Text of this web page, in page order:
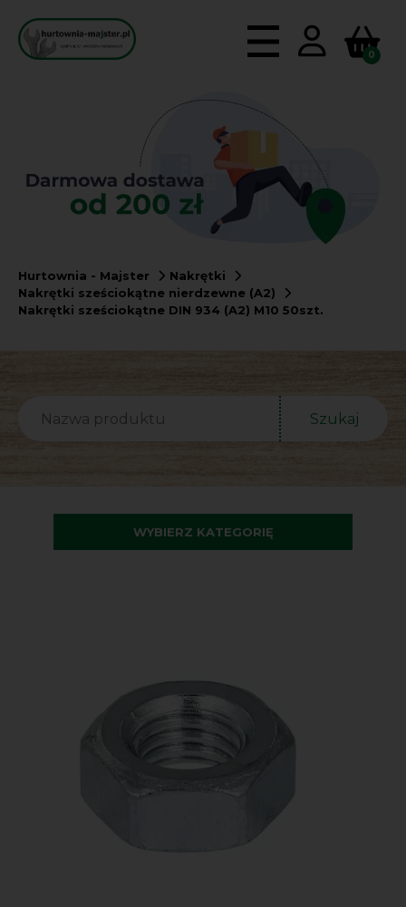
0
Hurtownia - Majster
Nakrętki
Nakrętki sześciokątne nierdzewne (A2)
Nakrętki sześciokątne DIN 934 (A2) M10 50szt.
WYBIERZ KATEGORIĘ
Szukaj